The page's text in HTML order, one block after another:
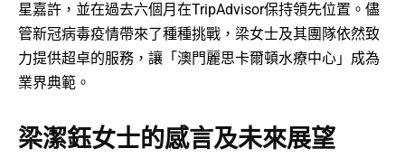
星嘉許，並在過去六個月在TripAdvisor保持領先位置。儘
管新冠病毒疫情帶來了種種挑戰，梁女士及其團隊依然致
力提供超卓的服務，讓「澳門麗思卡爾頓水療中心」成為
業界典範。
梁潔鈺女士的感言及未來展望